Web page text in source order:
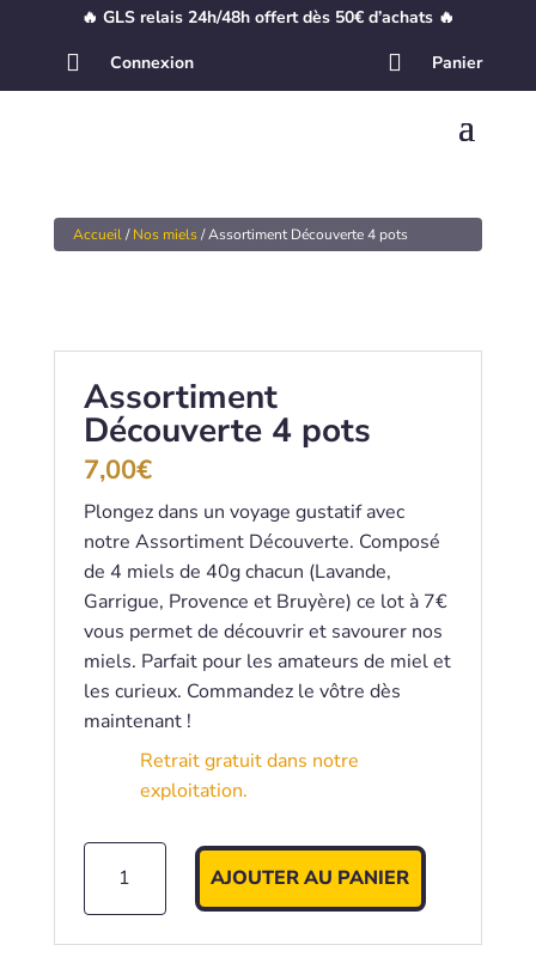
🔥 GLS relais 24h/48h offert dès 50€ d’achats 🔥
 Connexion  Panier
Accueil/Nos miels/ Assortiment Découverte 4 pots
Assortiment
Découverte 4 pots
7,00€
Plongez dans un voyage gustatif avec
notre Assortiment Découverte. Composé
de 4 miels de 40g chacun (Lavande,
Garrigue, Provence et Bruyère) ce lot à 7€
vous permet de découvrir et savourer nos
miels. Parfait pour les amateurs de miel et
les curieux. Commandez le vôtre dès
maintenant !
Retrait gratuit dans notre
exploitation.
quantité
Assortiment
AJOUTER AU PANIER